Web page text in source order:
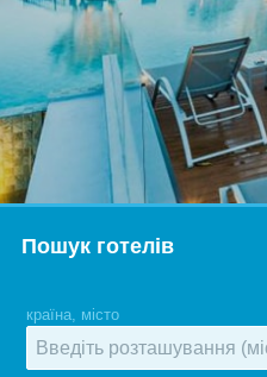
Пошук готелів
країна, місто